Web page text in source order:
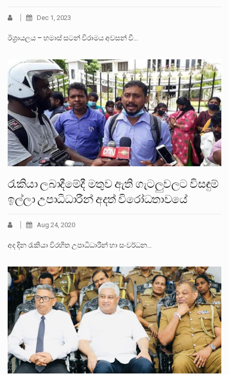
Dec 1, 2023
ඊශ්‍රායලය – හමාස් සටන් විරාමය අවසන් වී…
රැකියා ලබාදීමේදී මතුව ඇති ගැටලුවලට විසඳුම්
ඉල්ලා උපාධිධාරීන් අදත් විරෝධතාවයේ
Aug 24, 2020
අද දින රැකියා විරහිත උපාධිධාරීන් හා සංවර්ධන…